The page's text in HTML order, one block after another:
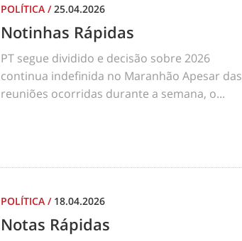
POLÍTICA /25.04.2026
Notinhas Rápidas
PT segue dividido e decisão sobre 2026
continua indefinida no Maranhão Apesar das
reuniões ocorridas durante a semana, o...
POLÍTICA / 18.04.2026
Notas Rápidas